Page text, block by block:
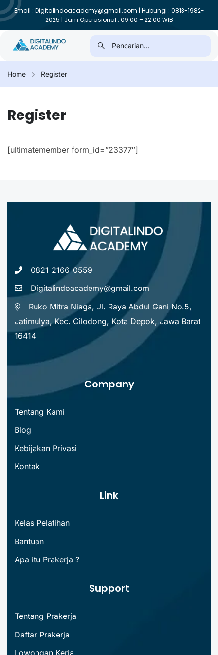
Email : Digitalindoacademy@gmail.com | Hubungi : 0813-1982-
2025 | Jam Operasional : 09:00 – 22:00 WIB
Home Register
Register
[ultimatemember form_id=”23377″]
0821-2166-0559
Digitalindoacademy@gmail.com
Ruko Mitra Niaga, Jl. Raya Abdul Gani No.5,
Jatimulya, Kec. Cilodong, Kota Depok, Jawa Barat
16414
Company
Tentang Kami
Blog
Kebijakan Privasi
Kontak
Link
Kelas Pelatihan
Bantuan
Apa itu Prakerja ?
Support
Tentang Prakerja
Daftar Prakerja
Lowongan Kerja